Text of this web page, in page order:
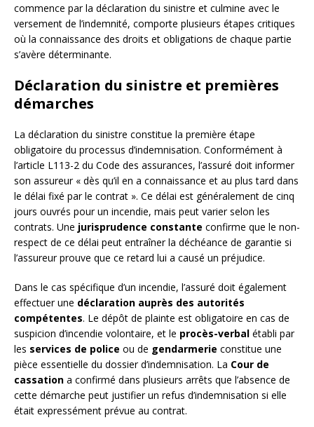
commence par la déclaration du sinistre et culmine avec le
versement de l’indemnité, comporte plusieurs étapes critiques
où la connaissance des droits et obligations de chaque partie
s’avère déterminante.
Déclaration du sinistre et premières
démarches
La déclaration du sinistre constitue la première étape
obligatoire du processus d’indemnisation. Conformément à
l’article L113-2 du Code des assurances, l’assuré doit informer
son assureur « dès qu’il en a connaissance et au plus tard dans
le délai fixé par le contrat ». Ce délai est généralement de cinq
jours ouvrés pour un incendie, mais peut varier selon les
contrats. Une jurisprudence constante confirme que le non-
respect de ce délai peut entraîner la déchéance de garantie si
l’assureur prouve que ce retard lui a causé un préjudice.
Dans le cas spécifique d’un incendie, l’assuré doit également
effectuer une déclaration auprès des autorités
compétentes. Le dépôt de plainte est obligatoire en cas de
suspicion d’incendie volontaire, et le procès-verbal établi par
les services de police ou de gendarmerie constitue une
pièce essentielle du dossier d’indemnisation. La Cour de
cassation a confirmé dans plusieurs arrêts que l’absence de
cette démarche peut justifier un refus d’indemnisation si elle
était expressément prévue au contrat.